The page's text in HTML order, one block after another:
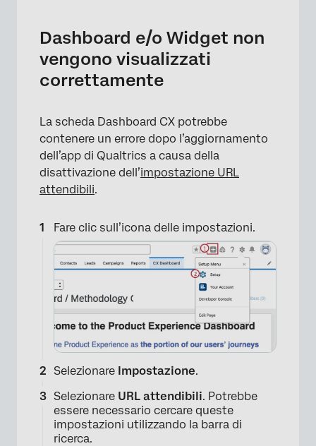
Dashboard e/o Widget non
vengono visualizzati
correttamente
La scheda Dashboard CX potrebbe
contenere un errore dopo l’aggiornamento
dell’app di Qualtrics a causa della
disattivazione dell’impostazione URL
attendibili.
Fare clic sull’icona delle impostazioni.
Selezionare Impostazione.
Selezionare URL attendibili. Potrebbe
essere necessario cercare queste
impostazioni utilizzando la barra di
ricerca.